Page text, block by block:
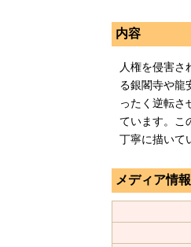
内容
人権を侵害さ
る銀閣寺や龍
ったく逆転さ
ています。こ
丁寧に描いて
メディア情報